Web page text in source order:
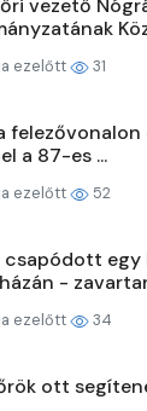
vezető
ezelőtt 31
a 87-es ...
ezelőtt 52
csapódott egy
-
ezelőtt 34
ott